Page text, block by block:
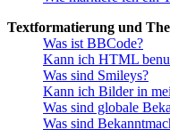
Textformatierung und
Was ist BBCode?
Kann ich HTML
Was sind Smileys?
Kann ich Bilder in
Was sind globale
Was sind